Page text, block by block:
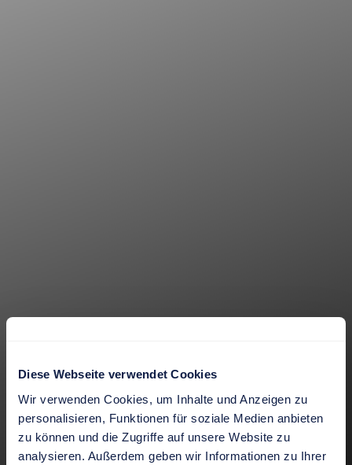
Diese Webseite verwendet Cookies
Wir verwenden Cookies, um Inhalte und Anzeigen zu
personalisieren, Funktionen für soziale Medien anbieten
zu können und die Zugriffe auf unsere Website zu
analysieren. Außerdem geben wir Informationen zu Ihrer
DE | EN